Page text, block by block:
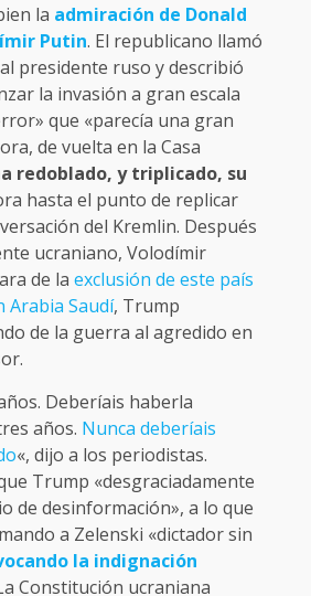
la admiración de Donald
Putin. El republicano llamó
presidente ruso y describió
la invasión a gran escala
que «parecía una gran
de vuelta en la Casa
redoblado, y triplicado, su
hasta el punto de replicar
del Kremlin. Después
ucraniano, Volodímir
de la exclusión de este país
Arabia Saudí, Trump
de la guerra al agredido en
Deberíais haberla
años. Nunca deberíais
«, dijo a los periodistas.
Trump «desgraciadamente
de desinformación», a lo que
a Zelenski «dictador sin
la indignación
Constitución ucraniana